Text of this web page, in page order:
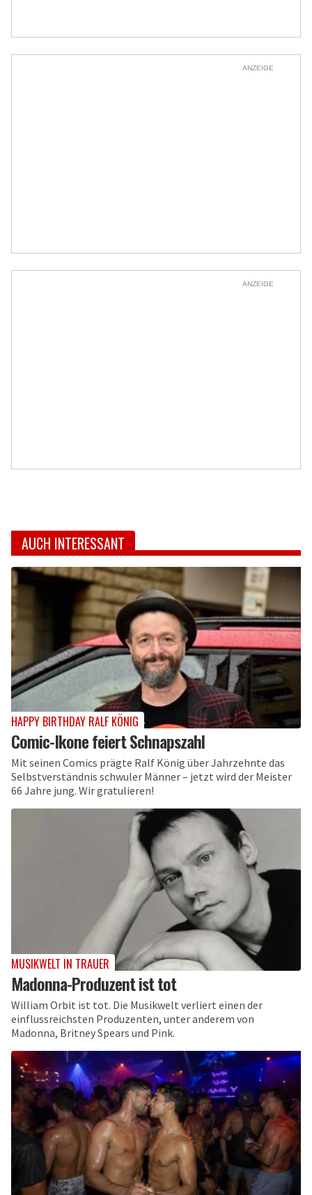
ANZEIGE
ANZEIGE
AUCH INTERESSANT
HAPPY BIRTHDAY RALF KÖNIG
Comic-Ikone feiert Schnapszahl
Mit seinen Comics prägte Ralf König über Jahrzehnte das
Selbstverständnis schwuler Männer – jetzt wird der Meister
66 Jahre jung. Wir gratulieren!
MUSIKWELT IN TRAUER
Madonna-Produzent ist tot
William Orbit ist tot. Die Musikwelt verliert einen der
einflussreichsten Produzenten, unter anderem von
Madonna, Britney Spears und Pink.